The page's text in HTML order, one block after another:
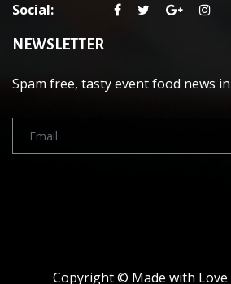
Social:
NEWSLETTER
Spam free, tasty event food news
Copyright © Made with Love